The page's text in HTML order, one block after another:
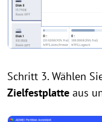
Schritt 3. Wählen
Zielfestplatte aus